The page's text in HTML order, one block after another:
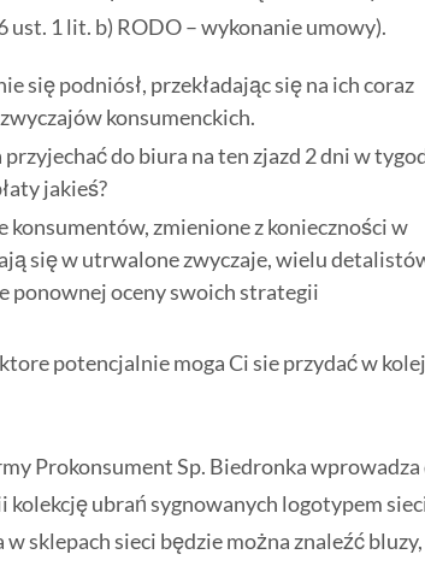
1 lit. b) RODO – wykonanie umowy).
się podniósł, przekładając się na ich coraz
konsumenckich.
do biura na ten zjazd 2 dni w
jakieś?
konsumentów, zmienione z konieczności w
się w utrwalone zwyczaje, wielu
ponownej oceny swoich strategii
potencjalnie moga Ci sie przydać w
Prokonsument Sp. Biedronka wprowadza
ubrań sygnowanych logotypem
sklepach sieci będzie można znaleźć bluzy,